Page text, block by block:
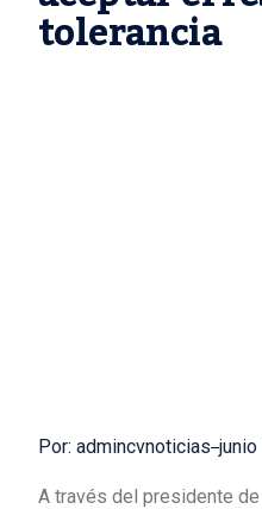
tolerancia
Por: admincvnoticias junio
A través del presidente